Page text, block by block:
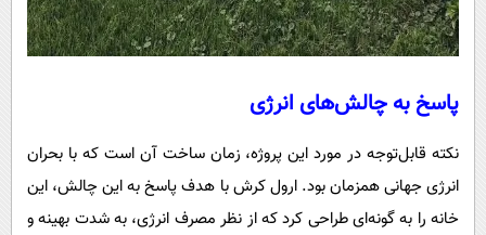
پاسخ به چالش‌های انرژی
نکته قابل‌توجه در مورد این پروژه، زمان ساخت آن است که با بحران
انرژی جهانی همزمان بود. ارول کرش با هدف پاسخ به این چالش، این
خانه را به گونه‌ای طراحی کرد که از نظر مصرف انرژی، به شدت بهینه و